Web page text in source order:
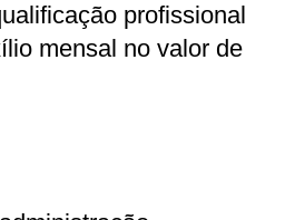
profissional
mensal no valor de